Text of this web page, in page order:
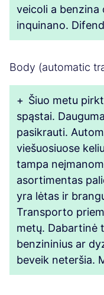
veicoli a benzina
inquinano.
Body (automatic
+ Šiuo metu
spąstai.
pasikrauti.
viešuosiuose
tampa
asortimentas
yra lėtas ir
Transporto
metų. Dabartinė
benzininius ar
beveik neteršia.